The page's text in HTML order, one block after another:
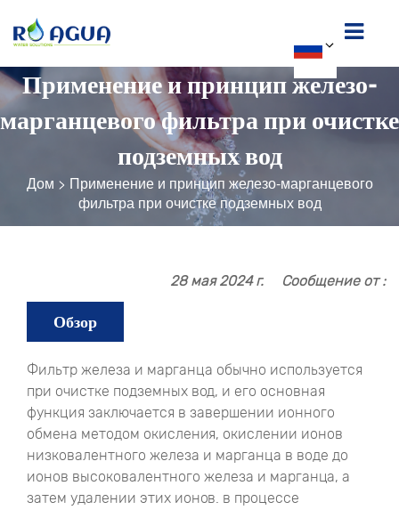
Применение и принцип железо-
марганцевого фильтра при очистке
подземных вод
Дом > Применение и принцип железо-марганцевого
фильтра при очистке подземных вод
28 мая 2024 г. Сообщение от :
Обзор
Фильтр железа и марганца обычно используется
при очистке подземных вод, и его основная
функция заключается в завершении ионного
обмена методом окисления, окислении ионов
низковалентного железа и марганца в воде до
ионов высоковалентного железа и марганца, а
затем удалении этих ионов. в процессе